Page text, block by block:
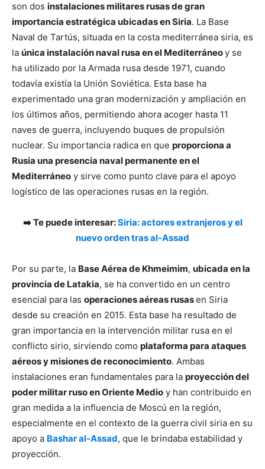
son dos instalaciones militares rusas de gran
importancia estratégica ubicadas en Siria. La Base
Naval de Tartús, situada en la costa mediterránea siria, es
la única instalación naval rusa en el Mediterráneoy se
ha utilizado por la Armada rusa desde 1971, cuando
todavía existía la Unión Soviética. Esta base ha
experimentado una gran modernización y ampliación en
los últimos años, permitiendo ahora acoger hasta 11
naves de guerra, incluyendo buques de propulsión
nuclear. Su importancia radica en que proporciona a
Rusia una presencia naval permanente en el
Mediterráneo y sirve como punto clave para el apoyo
logístico de las operaciones rusas en la región.
➡️ Te puede interesar:Siria: actores extranjeros y el
nuevo orden tras al-Assad
Por su parte, la Base Aérea de Khmeimim, ubicada en la
provincia de Latakia, se ha convertido en un centro
esencial para las operaciones aéreas rusasen Siria
desde su creación en 2015. Esta base ha resultado de
gran importancia en la intervención militar rusa en el
conflicto sirio, sirviendo como plataforma para ataques
aéreos y misiones de reconocimiento. Ambas
instalaciones eran fundamentales para la proyección del
poder militar ruso en Oriente Medio y han contribuido en
gran medida a la influencia de Moscú en la región,
especialmente en el contexto de la guerra civil siria en su
apoyo a Bashar al-Assad, que le brindaba estabilidad y
proyección.